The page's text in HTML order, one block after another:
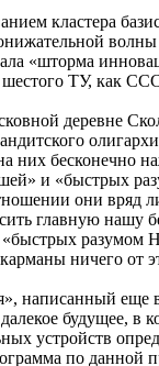
кластера
«шторма
ТУ, как С
деревне
них бесконечно
и «быстрых
они вряд
главную нашу
разумом
ничего от
написанный еще
будущее, в
устройств
по данной